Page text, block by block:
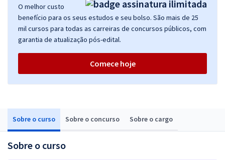
Sobre o curso Sobre o concurso Sobre o cargo
Sobre o curso
O melhor custo
benefício para os seus estudos e seu bolso. São mais de 25
mil cursos para todas as carreiras de concursos públicos, com
garantia de atualização pós-edital.
Comece hoje